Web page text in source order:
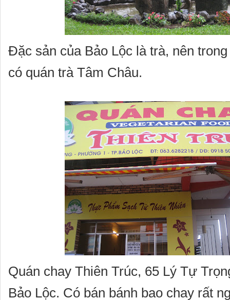
Đặc sản của Bảo Lộc là trà, nên
có quán trà Tâm Châu.
Quán chay Thiên Trúc, 65 Lý Tự
Bảo Lộc. Có bán bánh bao chay rất